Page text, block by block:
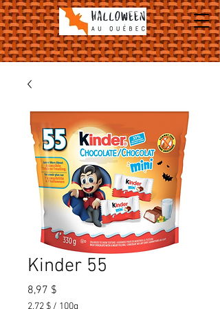
Kinder 55
8,97 $
2,72 $ / 100g